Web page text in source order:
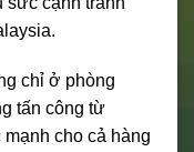
chỉ ở phòng
tấn công từ
cho cả hàng